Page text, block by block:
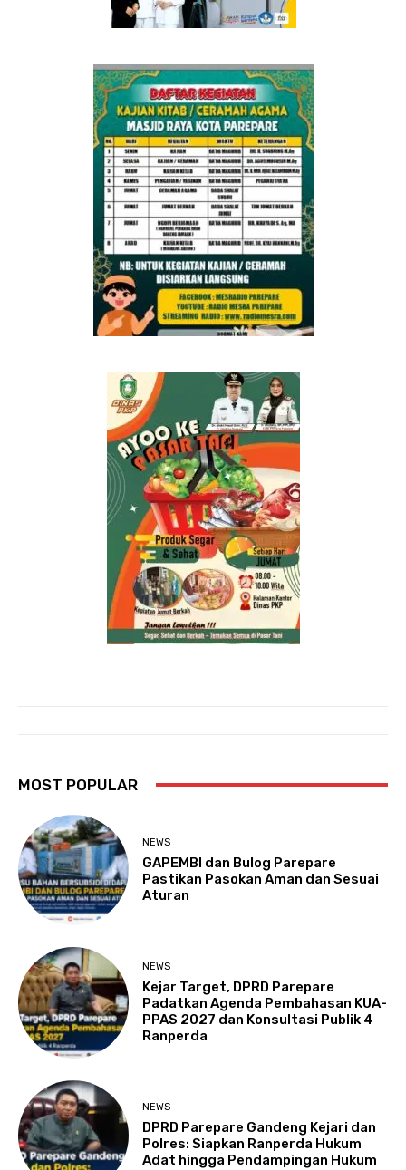
MOST POPULAR
NEWS
GAPEMBI dan Bulog Parepare
Pastikan Pasokan Aman dan Sesuai
Aturan
NEWS
Kejar Target, DPRD Parepare
Padatkan Agenda Pembahasan KUA-
PPAS 2027 dan Konsultasi Publik 4
Ranperda
NEWS
DPRD Parepare Gandeng Kejari dan
Polres: Siapkan Ranperda Hukum
Adat hingga Pendampingan Hukum